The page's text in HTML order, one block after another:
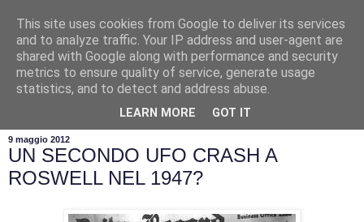
9 maggio 2012
UN SECONDO UFO CRASH A
ROSWELL NEL 1947?
This site uses cookies from Google to deliver its services
and to analyze traffic. Your IP address and user-agent are
shared with Google along with performance and security
metrics to ensure quality of service, generate usage
statistics, and to detect and address abuse.
LEARN MORE GOT IT